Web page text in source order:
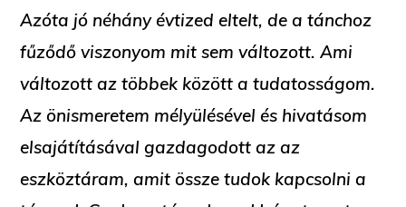
Azóta jó néhány évtized eltelt, de a tánchoz
fűződő viszonyom mit sem változott. Ami
változott az többek között a tudatosságom.
Az önismeretem mélyülésével és hivatásom
elsajátításával gazdagodott az az
eszköztáram, amit össze tudok kapcsolni a